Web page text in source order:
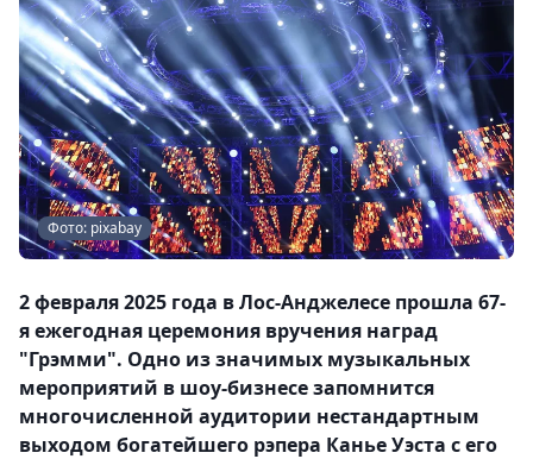
Фото: pixabay
2 февраля 2025 года в Лос-Анджелесе прошла 67-
я ежегодная церемония вручения наград
"Грэмми". Одно из значимых музыкальных
мероприятий в шоу-бизнесе запомнится
многочисленной аудитории нестандартным
выходом богатейшего рэпера Канье Уэста с его